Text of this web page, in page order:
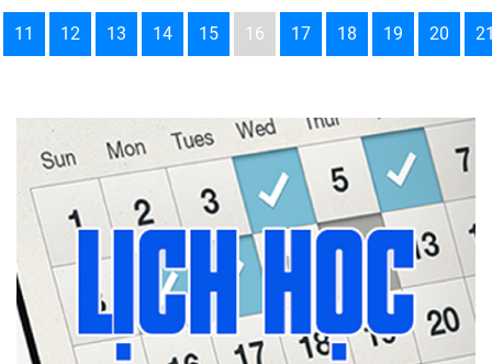
11 12 13 14 15 16 17 18 19 20